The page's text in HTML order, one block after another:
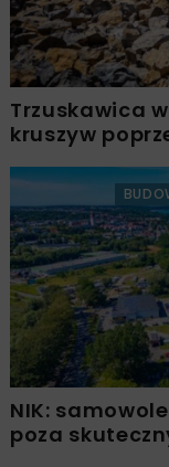
Trzuskawica
kruszyw
NIK:
poza